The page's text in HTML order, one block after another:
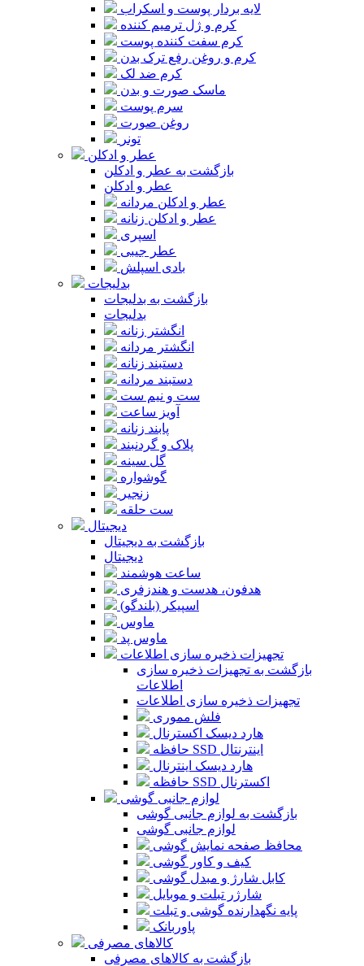
لایه بردار پوست و اسکراب
کرم و ژل ترمیم کننده
کرم سفت کننده پوست
کرم و روغن رفع ترک بدن
کرم ضد لک
ماسک صورت و بدن
سرم پوست
روغن صورت
تونر
عطر و ادکلن
بازگشت به عطر و ادکلن
عطر و ادکلن
عطر و ادکلن مردانه
عطر و ادکلن زنانه
اسپری
عطر جیبی
بادی اسپلش
بدلیجات
بازگشت به بدلیجات
بدلیجات
انگشتر زنانه
انگشتر مردانه
دستبند زنانه
دستبند مردانه
ست و نیم ست
آویز ساعت
پابند زنانه
پلاک و گردنبند
گل سینه
گوشواره
زنجیر
ست حلقه
دیجیتال
بازگشت به دیجیتال
دیجیتال
ساعت هوشمند
هدفون، هدست و هندزفری
اسپیکر (بلندگو)
ماوس
ماوس پد
تجهیزات ذخیره سازی اطلاعات
بازگشت به تجهیزات ذخیره سازی
اطلاعات
تجهیزات ذخیره سازی اطلاعات
فلش مموری
هارد دیسک اکسترنال
حافظه SSD اینترنتال
هارد دیسک اینترنال
حافظه SSD اکسترنال
لوازم جانبی گوشی
بازگشت به لوازم جانبی گوشی
لوازم جانبی گوشی
محافظ صفحه نمایش گوشی
کیف و کاور گوشی
کابل شارژ و مبدل گوشی
شارژر تبلت و موبایل
پایه نگهدارنده گوشی و تبلت
پاوربانک
کالاهای مصرفی
بازگشت به کالاهای مصرفی